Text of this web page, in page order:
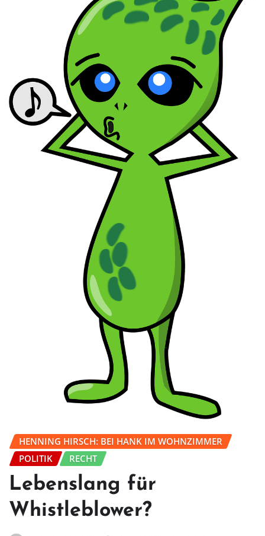
HENNING HIRSCH: BEI HANK IM WOHNZIMMER
POLITIK
RECHT
Lebenslang für
Whistleblower?